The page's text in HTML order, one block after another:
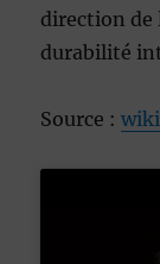
direction de
durabilité
Source :